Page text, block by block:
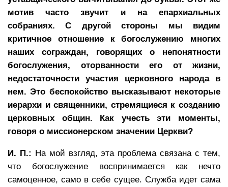
мотив часто звучит и на епархиальных
собраниях. С другой стороны мы видим
критичное отношение к богослужению многих
наших сограждан, говорящих о непонятности
богослужения, оторванности его от жизни,
недостаточности участия церковного народа в
нем. Это беспокойство высказывают некоторые
иерархи и священники, стремящиеся к созданию
церковных общин. Как учесть эти моменты,
говоря о миссионерском значении Церкви?
И. П.: На мой взгляд, эта проблема связана с тем,
что богослужение воспринимается как нечто
самоценное, само в себе сущее. Служба идет сама